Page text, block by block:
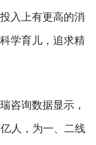
入上有更高的消
学育儿，追求精
咨询数据显示，
人，为一、二线